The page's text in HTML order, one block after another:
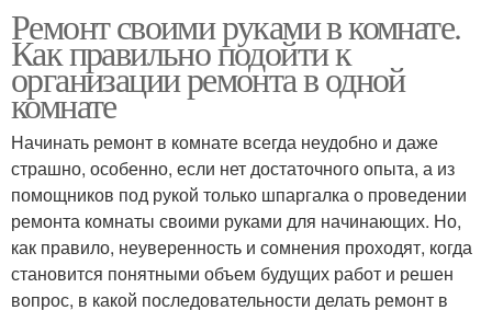
Ремонт своими руками в комнате.
Как правильно подойти к
организации ремонта в одной
комнате
Начинать ремонт в комнате всегда неудобно и даже
страшно, особенно, если нет достаточного опыта, а из
помощников под рукой только шпаргалка о проведении
ремонта комнаты своими руками для начинающих. Но,
как правило, неуверенность и сомнения проходят, когда
становится понятными объем будущих работ и решен
вопрос, в какой последовательности делать ремонт в